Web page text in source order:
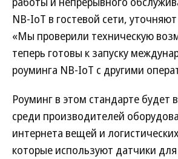
NB-IoT в гостевой сети,
«Мы проверили техническую
теперь готовы к запуску
роуминга NB-IoT с другими
Роуминг в этом стандарте будет
среди производителей
интернета вещей и
которые используют датчики